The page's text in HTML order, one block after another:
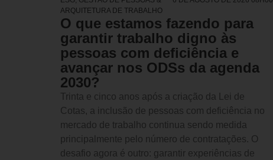
ARQUITETURA DE TRABALHO
O que estamos fazendo para
garantir trabalho digno às
pessoas com deficiência e
avançar nos ODSs da agenda
2030?
Trinta e cinco anos após a criação da Lei de
Cotas, a inclusão de pessoas com deficiência no
mercado de trabalho continua sendo medida
principalmente pelo número de contratações. O
desafio agora é outro: garantir experiências de